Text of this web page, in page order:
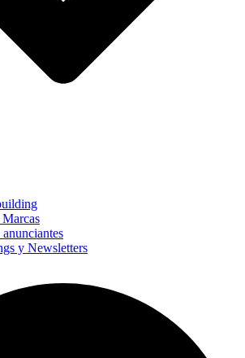
y Newsletters